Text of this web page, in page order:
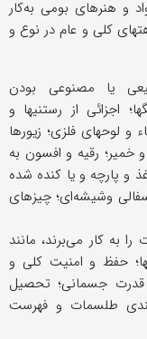
و هنرهای بومی به‌کار
کلی و عام در نوع و
یا مصنوعی بودن
اجزائی از رستنیها و
و لوحهای فلزی؛ زیورها
خمیر؛ رقیه و افسون به
و پارچه و یا کنده شده
وشیشه‌ای؛ چیزهای
کار می‌برند، مانند
حفظ و امنیت کلی و
قدرت جسمانی؛ تحصیل
طلسمات و فهرست